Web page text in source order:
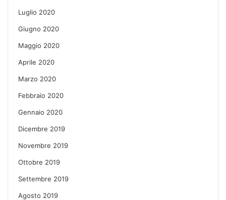
Luglio 2020
Giugno 2020
Maggio 2020
Aprile 2020
Marzo 2020
Febbraio 2020
Gennaio 2020
Dicembre 2019
Novembre 2019
Ottobre 2019
Settembre 2019
Agosto 2019